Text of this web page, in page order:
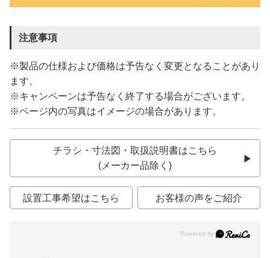
注意事項
※製品の仕様および価格は予告なく変更となることがあり
ます。
※キャンペーンは予告なく終了する場合がございます。
※ページ内の写真はイメージの場合があります。
チラシ・寸法図・取扱説明書はこちら
(メーカー品除く)
設置工事希望はこちら お客様の声をご紹介